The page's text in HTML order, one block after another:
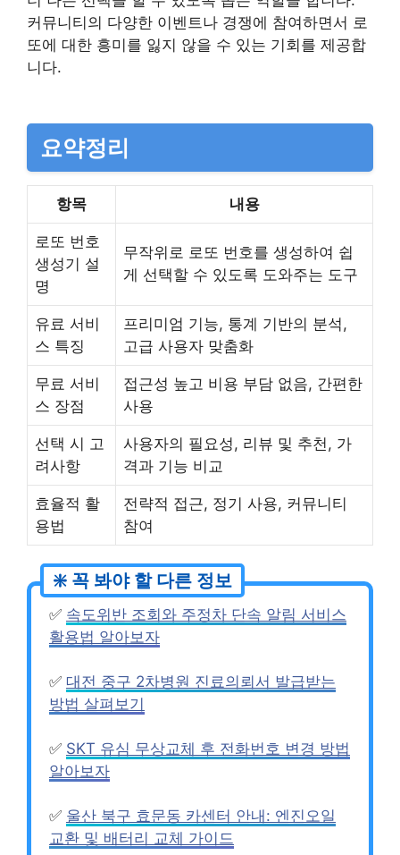
커뮤니티의 다양한 이벤트나 경쟁에 참여하면서 로
또에 대한 흥미를 잃지 않을 수 있는 기회를 제공합
니다.
요약정리
항목 내용
로또 번호
생성기 설
명
무작위로 로또 번호를 생성하여 쉽
게 선택할 수 있도록 도와주는 도구
유료 서비
스 특징
프리미엄 기능, 통계 기반의 분석,
고급 사용자 맞춤화
무료 서비
스 장점
접근성 높고 비용 부담 없음, 간편한
사용
선택 시 고
려사항
사용자의 필요성, 리뷰 및 추천, 가
격과 기능 비교
효율적 활
용법
전략적 접근, 정기 사용, 커뮤니티
참여
✅ 속도위반 조회와 주정차 단속 알림 서비스
활용법 알아보자
✅ 대전 중구 2차병원 진료의뢰서 발급받는
방법 살펴보기
✅ SKT 유심 무상교체 후 전화번호 변경 방법
알아보자
✅ 울산 북구 효문동 카센터 안내: 엔진오일
교환 및 배터리 교체 가이드